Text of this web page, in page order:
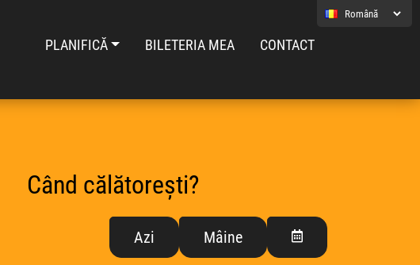
PLANIFICĂ BILETERIA MEA CONTACT
Când călătorești?
Azi Mâine